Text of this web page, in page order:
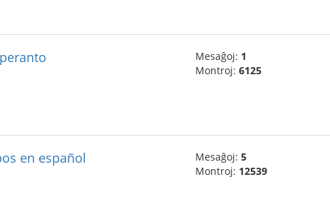
Mesaĝoj: 1
Montroj: 6125
en español Mesaĝoj: 5
Montroj: 12539